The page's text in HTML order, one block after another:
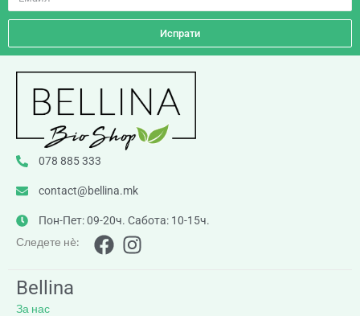
Испрати
078 885 333
contact@bellina.mk
Пон-Пет: 09-20ч. Сабота: 10-15ч.
Следете нè:
Bellina
За нас